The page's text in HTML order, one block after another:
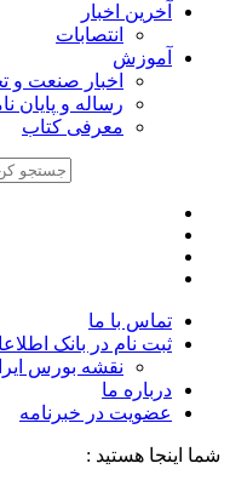
آخرین اخبار
انتصابات
آموزش
اخبار صنعت و
رساله و پایان
معرفی کتاب
تماس با ما
ثبت نام در بانک
نقشه بورس
درباره ما
عضويت در خبرنامه
شما اینجا هستید :